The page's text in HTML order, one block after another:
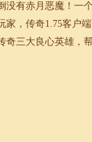
有赤月恶魔！一
，传奇1.75客户
奇三大良心英雄，